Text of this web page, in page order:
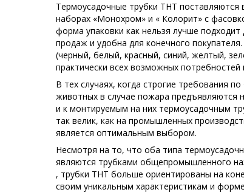
Термоусадочные трубки ТНТ поставляются
наборах «Монохром» и « Колорит» с
форма упаковки как нельзя лучше подходит
продаж и удобна для конечного
(черный, белый, красный, синий, желтый,
практически всех возможных потребностей
В тех случаях, когда строгие требования
животных в случае пожара предъявляются
и к монтируемым на них термоусадочным
так велик, как на промышленных
является оптимальным выбором.
Несмотря на то, что оба типа
являются трубками общепромышленного
, трубки ТНТ больше ориентированы на
своим уникальным характеристикам и